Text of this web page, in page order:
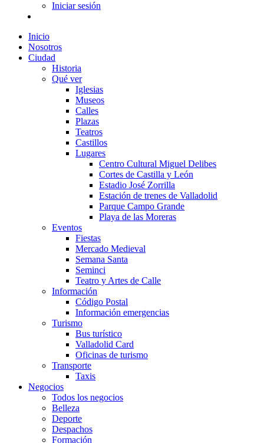
Iniciar sesión
Inicio
Nosotros
Ciudad
Historia
Qué ver
Iglesias
Museos
Calles
Plazas
Teatros
Castillos
Lugares
Centro Cultural Miguel Delibes
Cortes de Castilla y León
Estadio José Zorrilla
Estación de trenes de Valladolid
Parque Campo Grande
Playa de las Moreras
Eventos
Fiestas
Mercado Medieval
Semana Santa
Seminci
Teatro y Artes de Calle
Información
Código Postal
Información emergencias
Turismo
Bus turístico
Valladolid Card
Oficinas de turismo
Transporte
Taxis
Negocios
Todos los negocios
Belleza
Deporte
Despachos
Formación